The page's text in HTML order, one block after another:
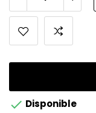
 Disponible